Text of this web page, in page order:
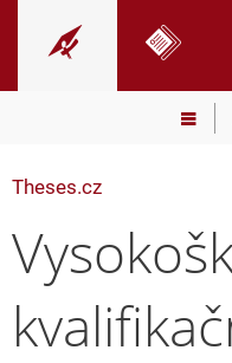
Theses.cz